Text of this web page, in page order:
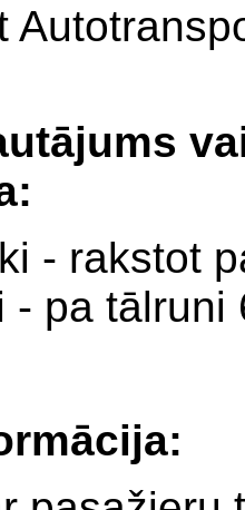
- rakstot
- pa tālruni